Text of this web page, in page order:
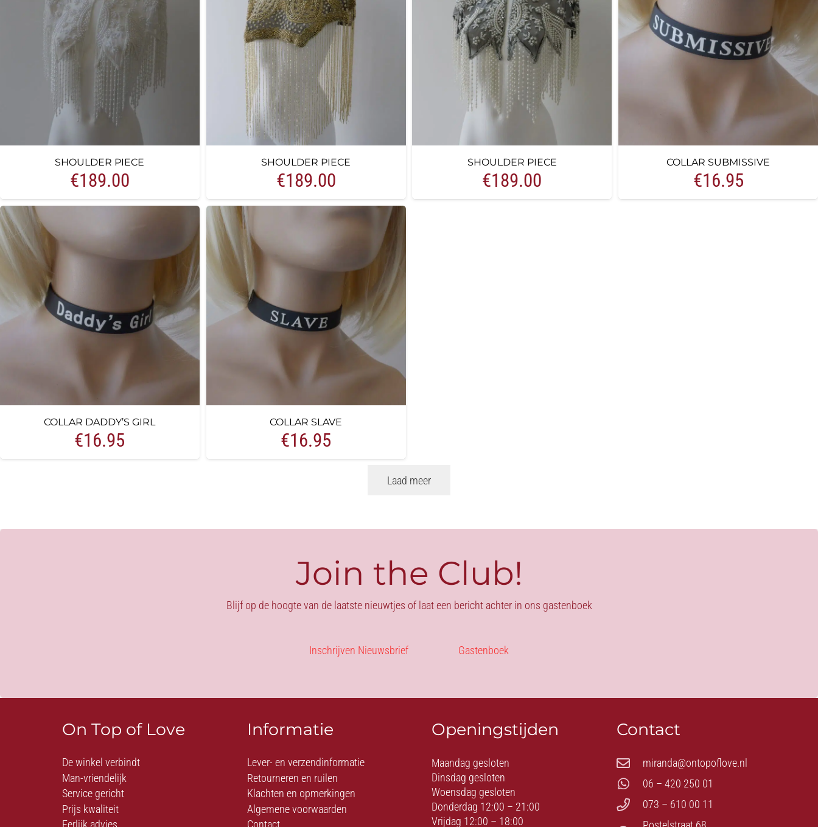
SHOULDER PIECE
€189.00
SHOULDER PIECE
€189.00
SHOULDER PIECE
€189.00
COLLAR SUBMISSIVE
€16.95
COLLAR DADDY’S GIRL
€16.95
COLLAR SLAVE
€16.95
Laad meer
Join the Club!
Blijf op de hoogte van de laatste nieuwtjes of laat een bericht achter in ons gastenboek
Inschrijven Nieuwsbrief Gastenboek
On Top of Love
De winkel verbindt
Man-vriendelijk
Service gericht
Prijs kwaliteit
Informatie
Lever- en verzendinformatie
Retourneren en ruilen
Klachten en opmerkingen
Algemene voorwaarden
Openingstijden
Maandag gesloten
Dinsdag gesloten
Woensdag gesloten
Donderdag 12:00 – 21:00
Vrijdag 12:00 – 18:00
Contact
miranda@ontopoflove.nl
06 – 420 250 01
073 – 610 00 11